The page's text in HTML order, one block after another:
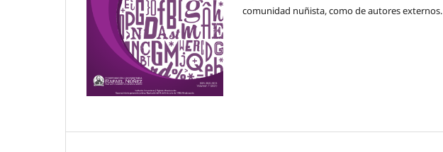
comunidad nuñista, como de autores externos.